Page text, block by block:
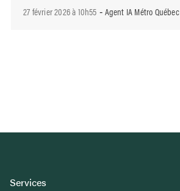
27 février 2026 à 10h55 - Agent IA Métro Québec
Services